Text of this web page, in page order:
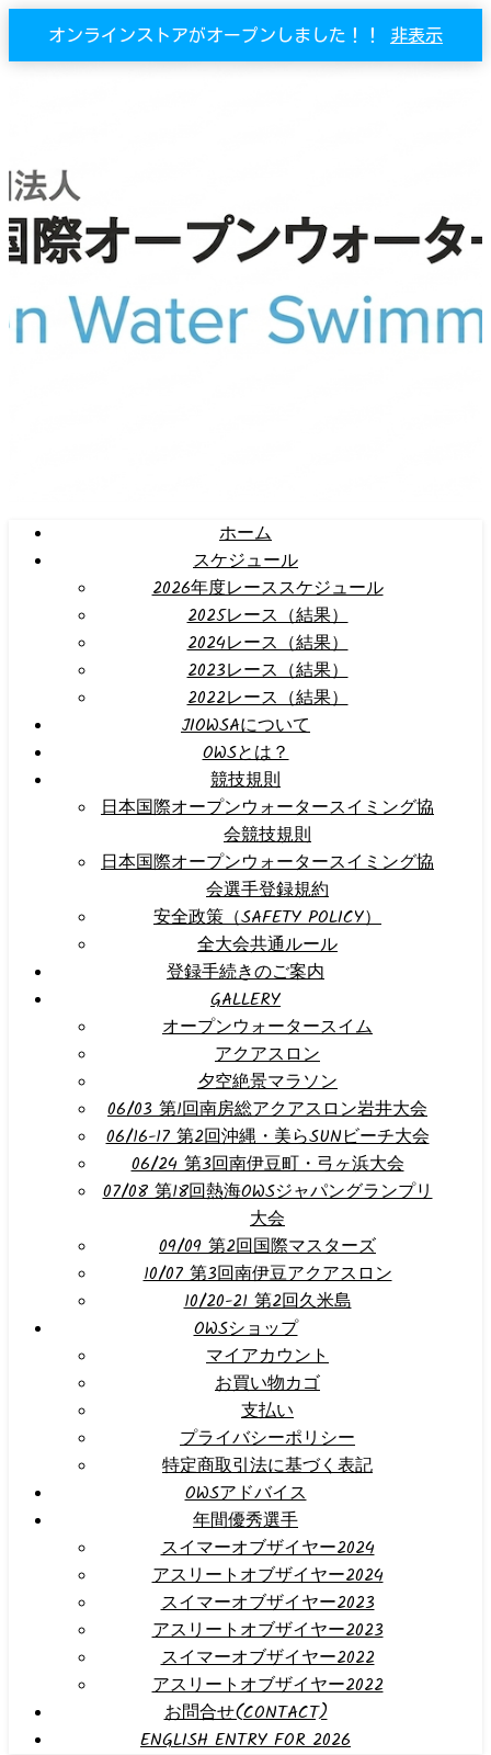
オンラインストアがオープンしました！！ 非表示
ホーム
スケジュール
2026年度レーススケジュール
2025レース（結果）
2024レース（結果）
2023レース（結果）
2022レース（結果）
JIOWSAについて
OWSとは？
競技規則
日本国際オープンウォータースイミング協
会競技規則
日本国際オープンウォータースイミング協
会選手登録規約
安全政策（SAFETY POLICY）
全大会共通ルール
登録手続きのご案内
GALLERY
オープンウォータースイム
アクアスロン
夕空絶景マラソン
06/03 第1回南房総アクアスロン岩井大会
06/16-17 第2回沖縄・美らSUNビーチ大会
06/24 第3回南伊豆町・弓ヶ浜大会
07/08 第18回熱海OWSジャパングランプリ
大会
09/09 第2回国際マスターズ
10/07 第3回南伊豆アクアスロン
10/20-21 第2回久米島
OWSショップ
マイアカウント
お買い物カゴ
支払い
プライバシーポリシー
特定商取引法に基づく表記
OWSアドバイス
年間優秀選手
スイマーオブザイヤー2024
アスリートオブザイヤー2024
スイマーオブザイヤー2023
アスリートオブザイヤー2023
スイマーオブザイヤー2022
アスリートオブザイヤー2022
お問合せ(CONTACT)
ENGLISH ENTRY FOR 2026